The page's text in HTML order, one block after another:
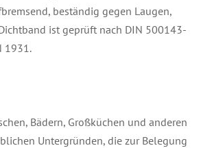
beständig gegen Laugen,
ist geprüft nach DIN 500143-
1931.
Bädern, Großküchen und anderen
Untergründen, die zur Belegung